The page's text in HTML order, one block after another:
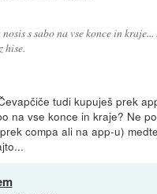
s sabo na vse konce in
hise.
tudi kupuješ prek
na vse konce in kraje? Ne
compa ali na app-u)